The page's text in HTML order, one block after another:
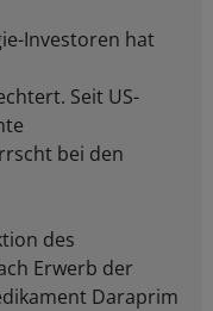
Investoren hat
Seit US-
bei den
des
Erwerb der
Daraprim